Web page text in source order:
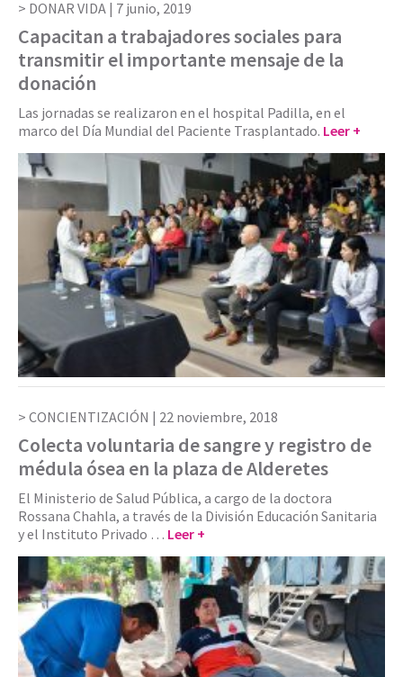
DONAR VIDA | 7 junio, 2019
Capacitan a trabajadores sociales para
transmitir el importante mensaje de la
donación
Las jornadas se realizaron en el hospital Padilla, en el
marco del Día Mundial del Paciente Trasplantado. Leer +
CONCIENTIZACIÓN | 22 noviembre, 2018
Colecta voluntaria de sangre y registro de
médula ósea en la plaza de Alderetes
El Ministerio de Salud Pública, a cargo de la doctora
Rossana Chahla, a través de la División Educación Sanitaria
y el Instituto Privado … Leer +